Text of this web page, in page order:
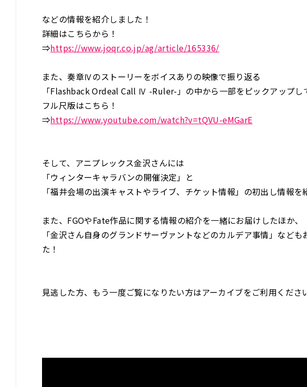
などの情報を紹介しました！
詳細はこちらから！
⇒https://www.joqr.co.jp/ag/article/165336/
また、奏章Ⅳのストーリーをボイスありの映像で振り返る
「Flashback Ordeal Call Ⅳ -Ruler-」の中から一部をピックアップし
フル尺版はこちら！
⇒https://www.youtube.com/watch?v=tQVU-eMGarE
そして、アニプレックス金沢さんには
「ウィンターキャラバンの開催決定」と
「福井会場の出演キャストやライブ、チケット情報」の初出し情報を
また、FGOやFate作品に関する情報の紹介を一緒にお届けしたほか、
「金沢さん自身のグランドサーヴァントなどのカルデア事情」なども
た！
見逃した方、もう一度ご覧になりたい方はアーカイブをご利用くださ